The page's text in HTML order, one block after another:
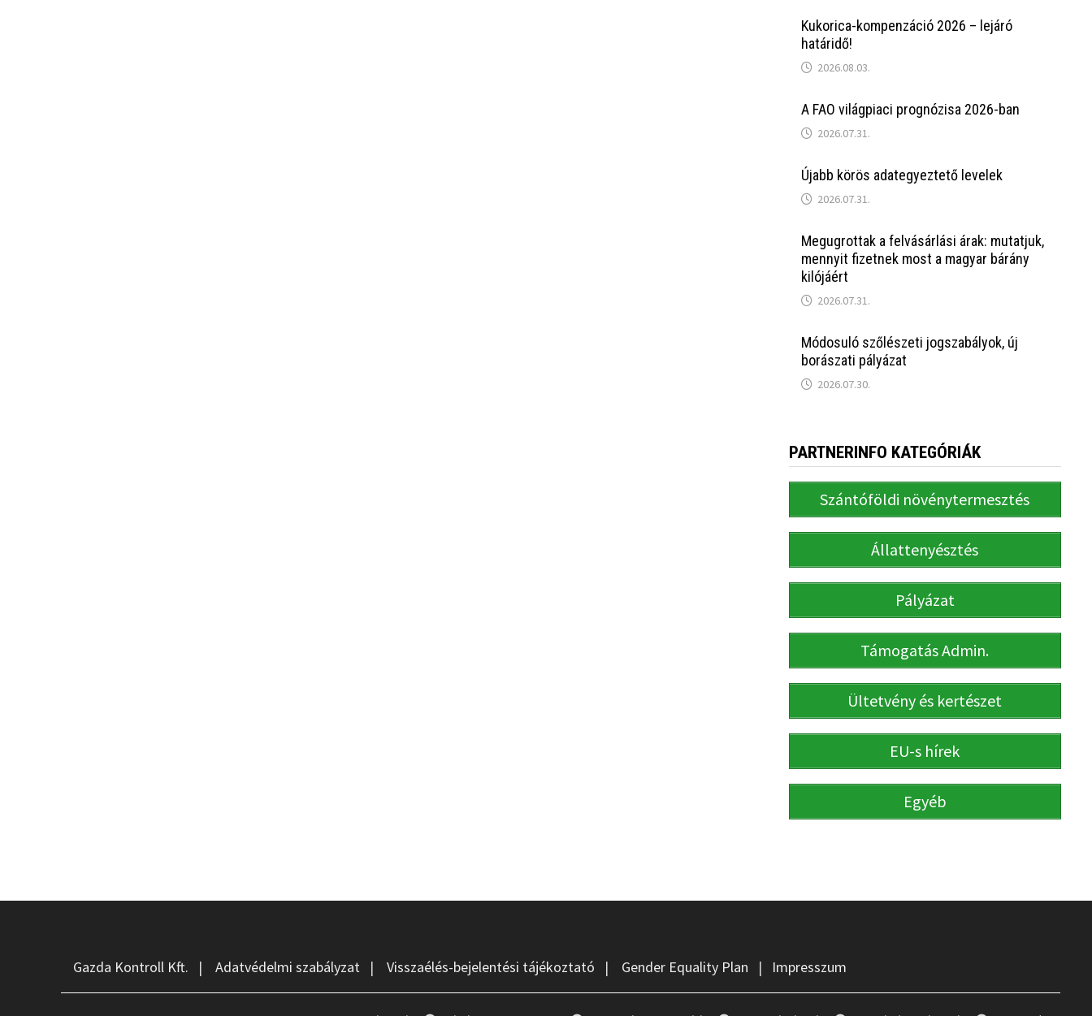
Kukorica-kompenzáció 2026 – lejáró
határidő!
2026.08.03.
A FAO világpiaci prognózisa 2026-ban
2026.07.31.
Újabb körös adategyeztető levelek
2026.07.31.
Megugrottak a felvásárlási árak: mutatjuk,
mennyit fizetnek most a magyar bárány
kilójáért
2026.07.31.
Módosuló szőlészeti jogszabályok, új
borászati pályázat
2026.07.30.
PARTNERINFO KATEGÓRIÁK
Szántóföldi növénytermesztés
Állattenyésztés
Pályázat
Támogatás Admin.
Ültetvény és kertészet
EU-s hírek
Egyéb
Gazda Kontroll Kft. |Adatvédelmi szabályzat |Visszaélés-bejelentési tájékoztató | Gender Equality Plan | Impresszum